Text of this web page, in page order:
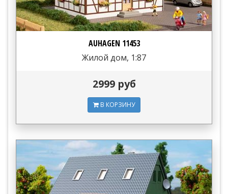
AUHAGEN 11453
Жилой дом, 1:87
2999 руб
В КОРЗИНУ